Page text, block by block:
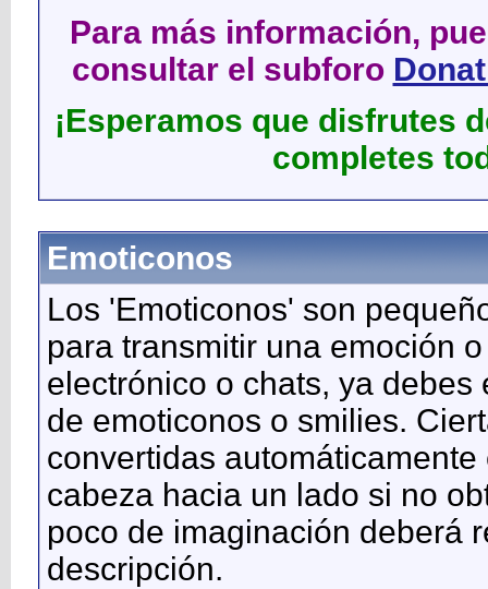
Para más información,
consultar el subforo
¡Esperamos que disfrutes
completes
Emoticonos
Los 'Emoticonos' son
para transmitir una emoción
electrónico o chats, ya
de emoticonos o smilies.
convertidas
cabeza hacia un lado si no
poco de imaginación deberá
descripción.